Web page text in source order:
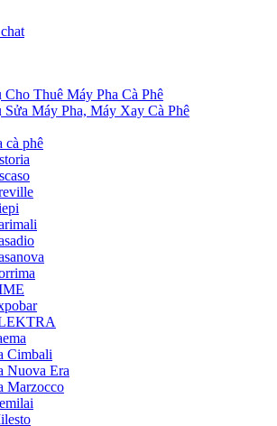
Thuê Máy Pha Cà Phê
Máy Pha, Máy Xay Cà Phê
cà phê
Cimbali
Nuova Era
Marzocco